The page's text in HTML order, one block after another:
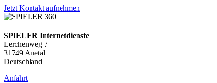
Jetzt Kontakt aufnehmen
SPIELER Internetdienste
Lerchenweg 7
31749 Auetal
Deutschland
Anfahrt